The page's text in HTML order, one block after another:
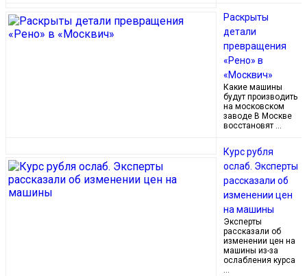
Раскрыты
детали
превращения
«Рено» в
«Москвич»
Какие машины
будут производить
на московском
заводе В Москве
восстановят …
Курс рубля
ослаб. Эксперты
рассказали об
изменении цен
на машины
Эксперты
рассказали об
изменении цен на
машины из-за
ослабления курса
…